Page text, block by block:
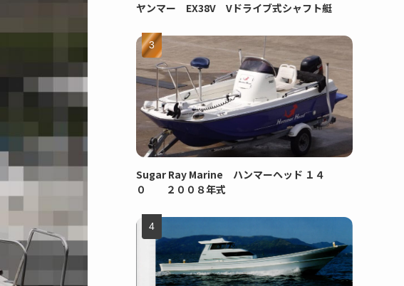
ヤンマー EX38V Vドライブ式シャフト艇
Sugar Ray Marine ハンマーヘッド １４
０ ２００８年式